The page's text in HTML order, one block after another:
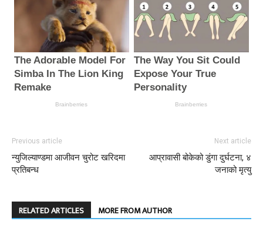
Previous article
न्युजिल्याण्डमा आजीवन चुरोट खरिदमा
प्रतिबन्ध
Next article
आप्रावासी बोकेको डुंगा दुर्घटना, ४
जनाको मृत्यु
RELATED ARTICLES MORE FROM AUTHOR